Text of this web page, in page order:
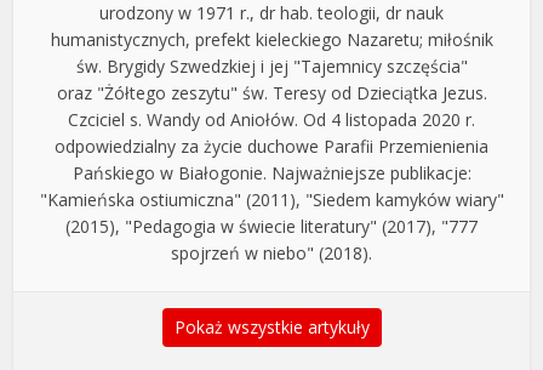
urodzony w 1971 r., dr hab. teologii, dr nauk
humanistycznych, prefekt kieleckiego Nazaretu; miłośnik
św. Brygidy Szwedzkiej i jej "Tajemnicy szczęścia"
oraz "Żółtego zeszytu" św. Teresy od Dzieciątka Jezus.
Czciciel s. Wandy od Aniołów. Od 4 listopada 2020 r.
odpowiedzialny za życie duchowe Parafii Przemienienia
Pańskiego w Białogonie. Najważniejsze publikacje:
"Kamieńska ostiumiczna" (2011), "Siedem kamyków wiary"
(2015), "Pedagogia w świecie literatury" (2017), "777
spojrzeń w niebo" (2018).
Pokaż wszystkie artykuły